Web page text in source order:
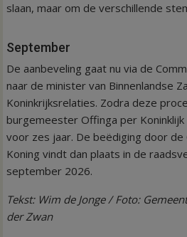
slaan, maar om de verschillende
September
De aanbeveling gaat nu via de
naar de minister van Binnenlandse
Koninkrijksrelaties. Zodra deze
burgemeester Offinga per
voor zes jaar. De beëdiging door de
Koning vindt dan plaats in de
september 2026.
Tekst: Wim de Jonge / Foto:
der Zwan